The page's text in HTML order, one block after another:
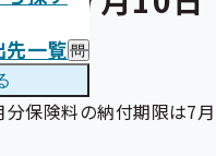
先一覧 問
い
わ
分保険料の納付期限は7月